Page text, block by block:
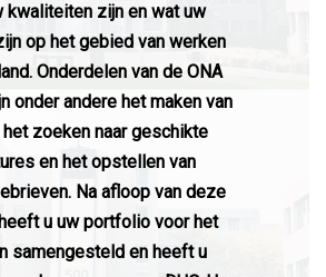
kwaliteiten zijn en wat uw
op het gebied van werken
Onderdelen van de ONA
onder andere het maken van
het zoeken naar geschikte
en het opstellen van
Na afloop van deze
u uw portfolio voor het
samengesteld en heeft u